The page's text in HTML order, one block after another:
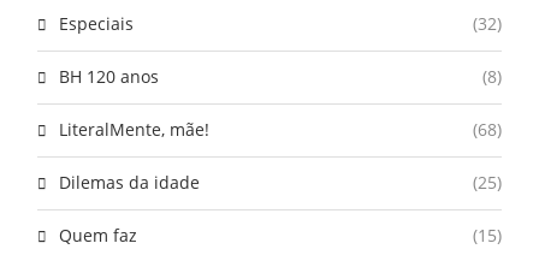
Especiais (32)
BH 120 anos (8)
LiteralMente, mãe! (68)
Dilemas da idade (25)
Quem faz (15)